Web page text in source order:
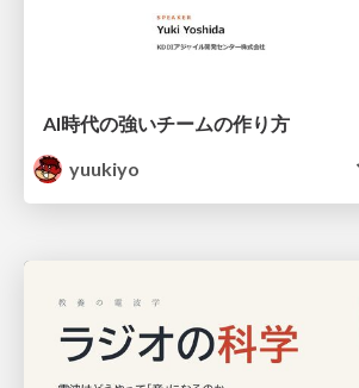
AI時代の強いチームの作り方
yuukiyo